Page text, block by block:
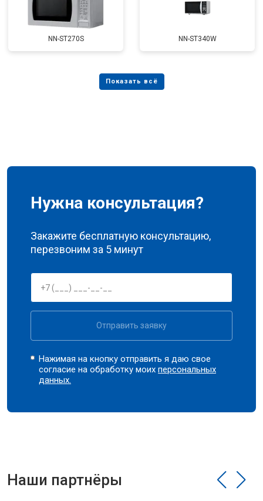
NN-ST270S NN-ST340W
Нужна консультация?
Закажите бесплатную консультацию,
перезвоним за 5 минут
Отправить заявку
Нажимая на кнопку отправить я даю свое
согласие на обработку моихперсональных
данных.
Наши партнёры